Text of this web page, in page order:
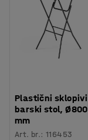
Plastični sklopivi
barski stol, Ø800
mm
Art. br.:116453